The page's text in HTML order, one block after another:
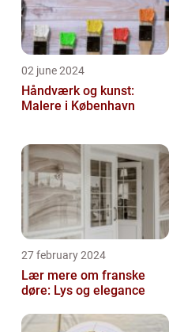
02 june 2024
Håndværk og kunst:
Malere i København
27 february 2024
Lær mere om franske
døre: Lys og elegance